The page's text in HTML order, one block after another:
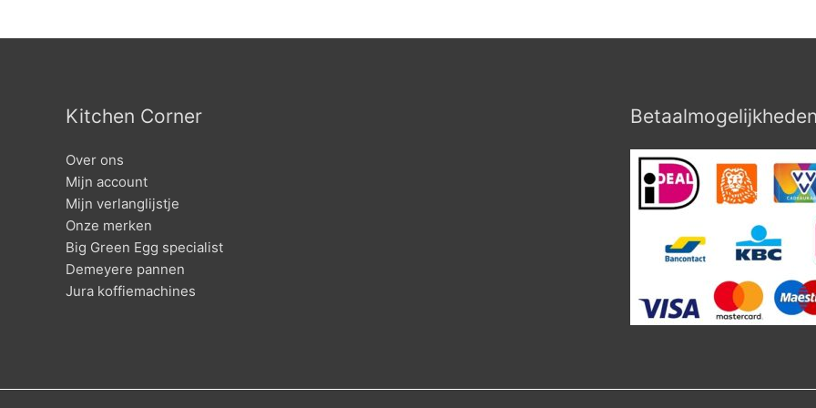
Kitchen Corner
Over ons
Mijn account
Mijn verlanglijstje
Onze merken
Big Green Egg specialist
Demeyere pannen
Jura koffiemachines